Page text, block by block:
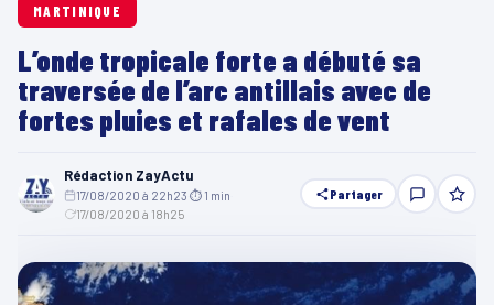
MARTINIQUE
L’onde tropicale forte a débuté sa
traversée de l’arc antillais avec de
fortes pluies et rafales de vent
Rédaction ZayActu
17/08/2020 à 22h23 ⏱ 1 min
17/08/2020 à 18h25
Partager